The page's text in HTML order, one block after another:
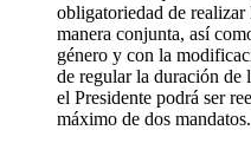
obligatoriedad de realizar
manera conjunta, así
género y con la
de regular la duración de
el Presidente podrá ser
máximo de dos mandatos.